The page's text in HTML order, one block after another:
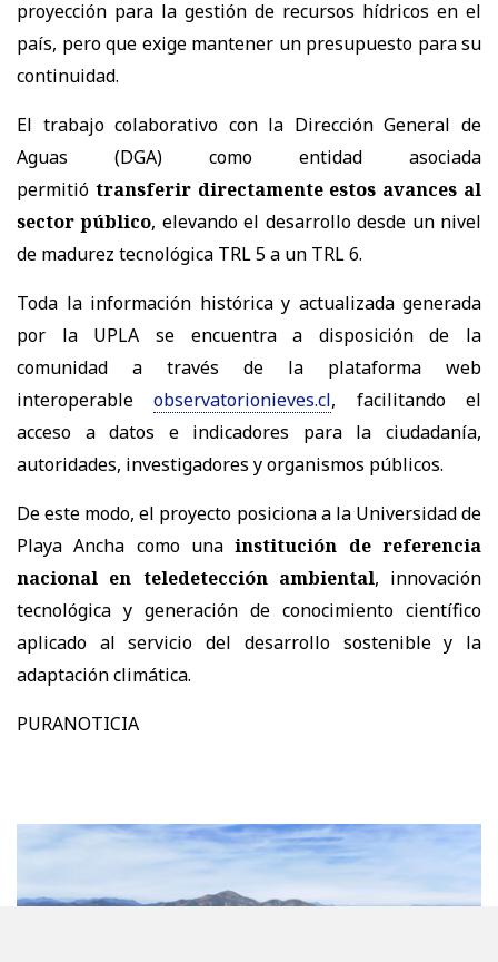
proyección para la gestión de recursos hídricos en el
país, pero que exige mantener un presupuesto para su
continuidad.
El trabajo colaborativo con la Dirección General de
Aguas (DGA) como entidad asociada
permitió transferir directamente estos avances al
sector público, elevando el desarrollo desde un nivel
de madurez tecnológica TRL 5 a un TRL 6.
Toda la información histórica y actualizada generada
por la UPLA se encuentra a disposición de la
comunidad a través de la plataforma web
interoperable
observatorionieves.cl, facilitando el
acceso a datos e indicadores para la ciudadanía,
autoridades, investigadores y organismos públicos.
De este modo, el proyecto posiciona a la Universidad de
Playa Ancha como una institución de referencia
nacional en teledetección ambiental, innovación
tecnológica y generación de conocimiento científico
aplicado al servicio del desarrollo sostenible y la
adaptación climática.
PURANOTICIA